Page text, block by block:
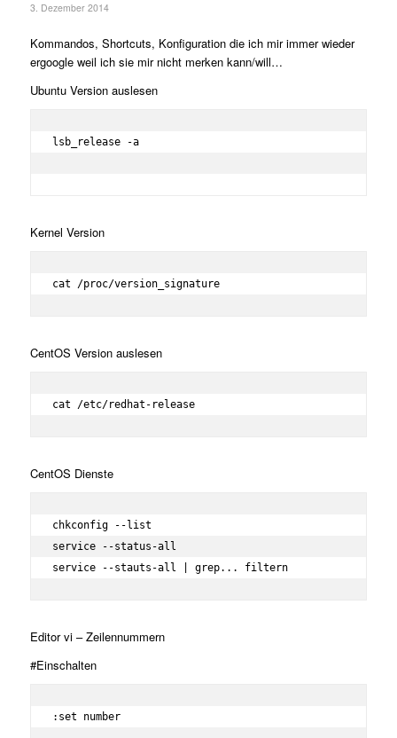
3. Dezember 2014
Kommandos, Shortcuts, Konfiguration die ich mir immer wieder
ergoogle weil ich sie mir nicht merken kann/will…
Ubuntu Version auslesen
lsb_release -a
Kernel Version
cat /proc/version_signature
CentOS Version auslesen
cat /etc/redhat-release
CentOS Dienste
chkconfig --list
service --status-all
service --stauts-all | grep... filtern
Editor vi – Zeilennummern
#Einschalten
:set number